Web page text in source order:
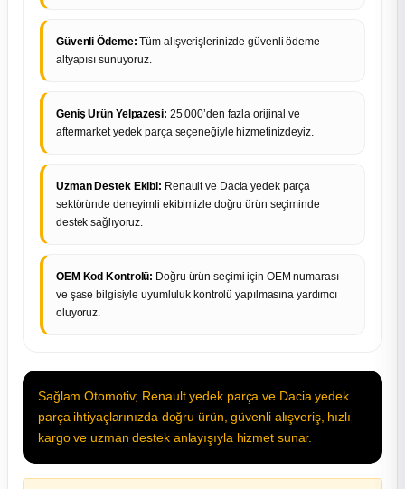
Güvenli Ödeme: Tüm alışverişlerinizde güvenli ödeme
altyapısı sunuyoruz.
Geniş Ürün Yelpazesi: 25.000’den fazla orijinal ve
aftermarket yedek parça seçeneğiyle hizmetinizdeyiz.
Uzman Destek Ekibi: Renault ve Dacia yedek parça
sektöründe deneyimli ekibimizle doğru ürün seçiminde
destek sağlıyoruz.
OEM Kod Kontrolü: Doğru ürün seçimi için OEM numarası
ve şase bilgisiyle uyumluluk kontrolü yapılmasına yardımcı
oluyoruz.
Sağlam Otomotiv; Renault yedek parça ve Dacia yedek
parça ihtiyaçlarınızda doğru ürün, güvenli alışveriş, hızlı
kargo ve uzman destek anlayışıyla hizmet sunar.